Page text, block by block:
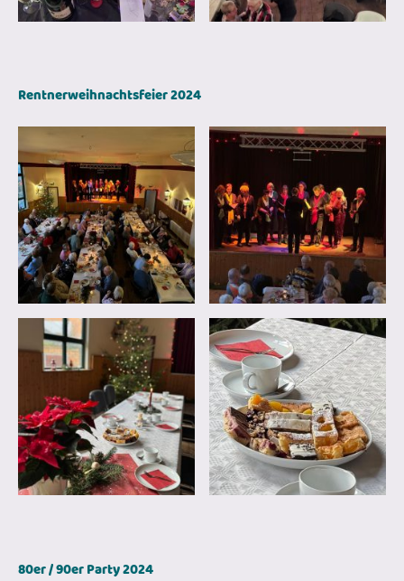
Rentnerweihnachtsfeier 2024
80er / 90er Party 2024